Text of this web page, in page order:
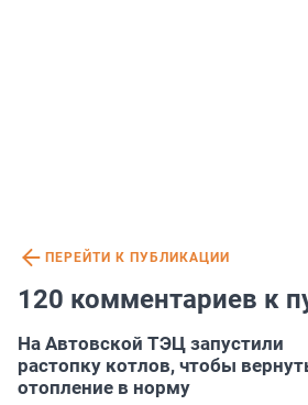
ПЕРЕЙТИ К ПУБЛИКАЦИИ
120 комментариев к
На Автовской ТЭЦ запустили
растопку котлов, чтобы
отопление в норму